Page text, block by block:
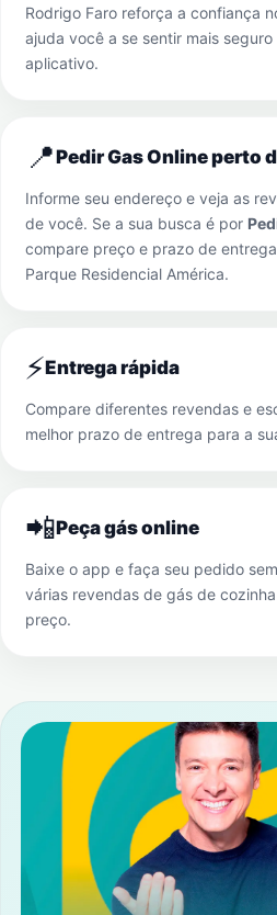
Rodrigo Faro reforça a confiança
ajuda você a se sentir mais
aplicativo.
📍Pedir Gas Online perto
Informe seu endereço e veja as
de você. Se a sua busca é por
compare preço e prazo de
Parque Residencial América.
⚡Entrega rápida
Compare diferentes revendas e
melhor prazo de entrega para a
📲Peça gás online
Baixe o app e faça seu pedido
várias revendas de gás de
preço.